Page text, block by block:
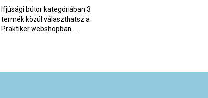
Ifjúsági bútor kategóriában 3
termék közül választhatsz a
Praktiker webshopban.